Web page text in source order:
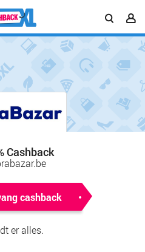
Cashback
cashback
er alles.